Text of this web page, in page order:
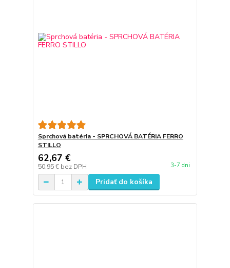
Sprchová batéria - SPRCHOVÁ BATÉRIA FERRO
STILLO
62,67 €
50,95 € bez DPH 3-7 dni
Pridať do košíka